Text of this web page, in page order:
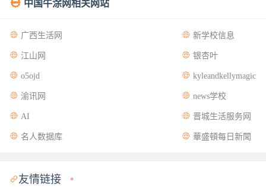
 中国牛涂网相关网站
 广西生活网  新学校信息
 江山网  银杏叶
 o5ojd  kyleandkellymagic
 渝讯网  news学校
 AI  晋城生活服务网
 名人数据库  華盛頓每日新聞
友情链接 *